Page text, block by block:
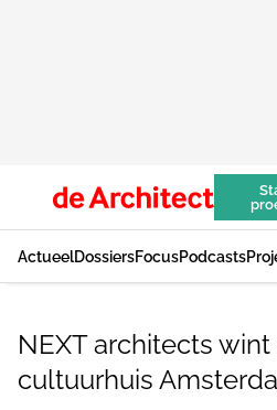
ActueelDossiersFocusPodcasts
NEXT architects
cultuurhuis